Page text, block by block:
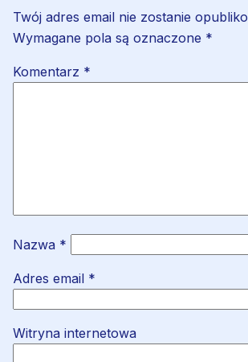
Twój adres email nie zostanie
Wymagane pola są oznaczone *
Komentarz *
Nazwa *
Adres email *
Witryna internetowa